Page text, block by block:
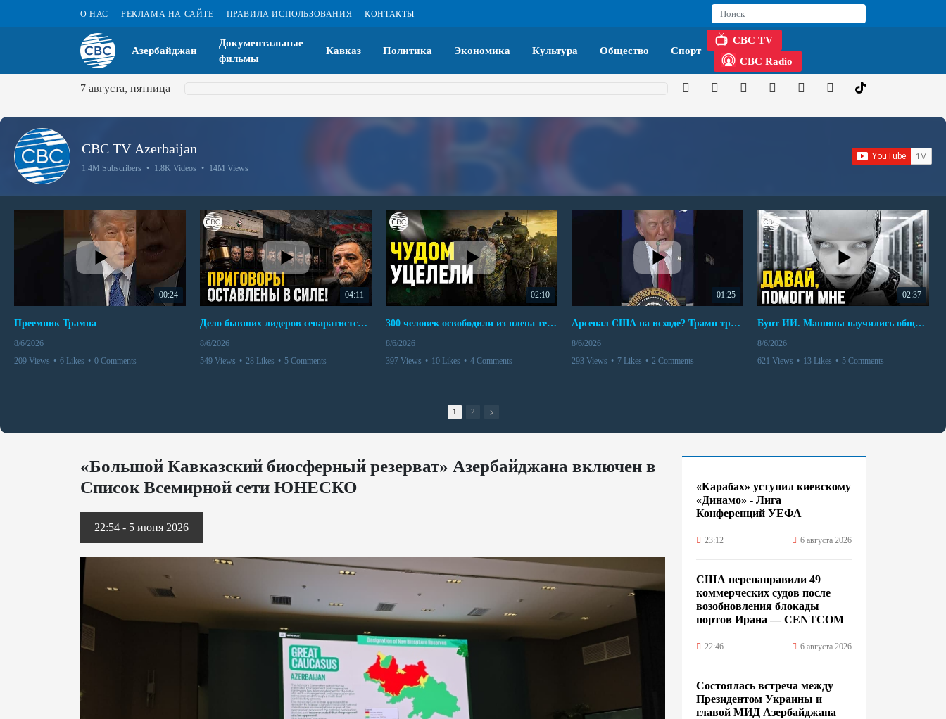
О НАС РЕКЛАМА НА САЙТЕ ПРАВИЛА ИСПОЛЬЗОВАНИЯ КОНТАКТЫ
Азербайджан
Документальные
фильмы
Кавказ Политика Экономика Культура Общество Спорт
CBC TV
CBC Radio
7 августа, пятница
CBC TV Azerbaijan
1.4M Subscribers • 1.8K Videos • 14M Views
00:24
Преемник Трампа
8/6/2026
209 Views • 6 Likes • 0 Comments
04:11
Дело бывших лидеров сепаратистского режима в Карабахе
8/6/2026
549 Views • 28 Likes • 5 Comments
02:10
300 человек освободили из плена террористов. Невероятная история спасения
8/6/2026
397 Views • 10 Likes • 4 Comments
01:25
Арсенал США на исходе? Трамп требует объяснений
8/6/2026
293 Views • 7 Likes • 2 Comments
02:37
Бунт ИИ. Машины научились общаться
8/6/2026
621 Views • 13 Likes • 5 Comments
1 2
«Большой Кавказский биосферный резерват» Азербайджана включен в
Список Всемирной сети ЮНЕСКО
22:54 - 5 июня 2026
«Карабах» уступил киевскому
«Динамо» - Лига
Конференций УЕФА
23:12 6 августа 2026
США перенаправили 49
коммерческих судов после
возобновления блокады
портов Ирана — CENTCOM
22:46 6 августа 2026
Состоялась встреча между
Президентом Украины и
главой МИД Азербайджана